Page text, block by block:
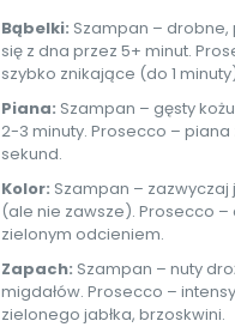
Bąbelki: Szampan – drobne,
się z dna przez 5+ minut.
szybko znikające (do 1
Piana: Szampan – gęsty
2-3 minuty. Prosecco – piana
sekund.
Kolor: Szampan – zazwyczaj
(ale nie zawsze). Prosecco –
zielonym odcieniem.
Zapach: Szampan – nuty
migdałów. Prosecco –
zielonego jabłka, brzoskwini.